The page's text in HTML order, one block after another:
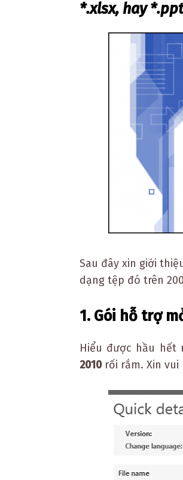
*.xlsx, hay
Sau đây xin giới
dạng tệp đó trên
1. Gói hỗ trợ
Hiểu được hầu hết
2010rối rắm. Xin vui